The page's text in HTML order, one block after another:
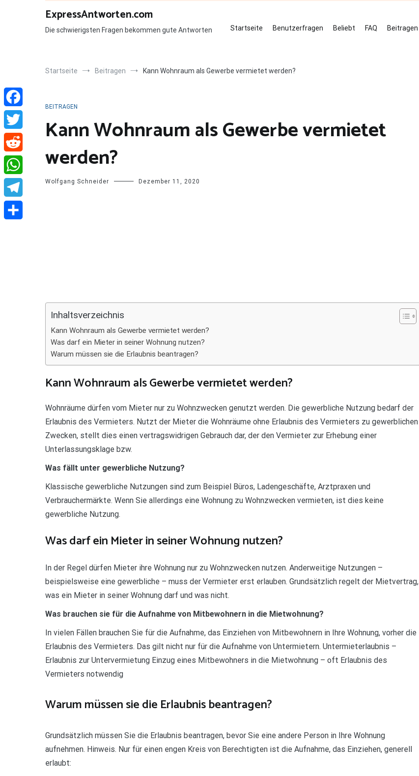
ExpressAntworten.com
Die schwierigsten Fragen bekommen gute Antworten Startseite Benutzerfragen Beliebt FAQ Beitragen
Startseite Beitragen Kann Wohnraum als Gewerbe vermietet werden?
BEITRAGEN
Kann Wohnraum als Gewerbe vermietet
werden?
Wolfgang Schneider Dezember 11, 2020
Inhaltsverzeichnis
Kann Wohnraum als Gewerbe vermietet werden?
Was darf ein Mieter in seiner Wohnung nutzen?
Warum müssen sie die Erlaubnis beantragen?
Kann Wohnraum als Gewerbe vermietet werden?
Wohnräume dürfen vom Mieter nur zu Wohnzwecken genutzt werden. Die gewerbliche Nutzung bedarf der
Erlaubnis des Vermieters. Nutzt der Mieter die Wohnräume ohne Erlaubnis des Vermieters zu gewerblichen
Zwecken, stellt dies einen vertragswidrigen Gebrauch dar, der den Vermieter zur Erhebung einer
Unterlassungsklage bzw.
Was fällt unter gewerbliche Nutzung?
Klassische gewerbliche Nutzungen sind zum Beispiel Büros, Ladengeschäfte, Arztpraxen und
Verbrauchermärkte. Wenn Sie allerdings eine Wohnung zu Wohnzwecken vermieten, ist dies keine
gewerbliche Nutzung.
Was darf ein Mieter in seiner Wohnung nutzen?
In der Regel dürfen Mieter ihre Wohnung nur zu Wohnzwecken nutzen. Anderweitige Nutzungen –
beispielsweise eine gewerbliche – muss der Vermieter erst erlauben. Grundsätzlich regelt der Mietvertrag,
was ein Mieter in seiner Wohnung darf und was nicht.
Was brauchen sie für die Aufnahme von Mitbewohnern in die Mietwohnung?
In vielen Fällen brauchen Sie für die Aufnahme, das Einziehen von Mitbewohnern in Ihre Wohnung, vorher die
Erlaubnis des Vermieters. Das gilt nicht nur für die Aufnahme von Untermietern. Untermieterlaubnis –
Erlaubnis zur Untervermietung Einzug eines Mitbewohners in die Mietwohnung – oft Erlaubnis des
Vermieters notwendig
Warum müssen sie die Erlaubnis beantragen?
Grundsätzlich müssen Sie die Erlaubnis beantragen, bevor Sie eine andere Person in Ihre Wohnung
aufnehmen. Hinweis. Nur für einen engen Kreis von Berechtigten ist die Aufnahme, das Einziehen, generell
erlaubt:
Facebook
Twitter
Reddit
WhatsApp
Telegram